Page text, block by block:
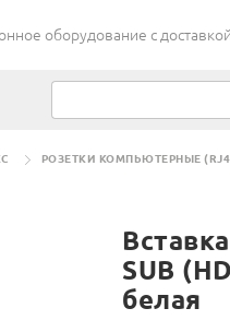
оборудование c
РОЗЕТКИ КОМПЬЮТЕРНЫЕ
SUB
белая